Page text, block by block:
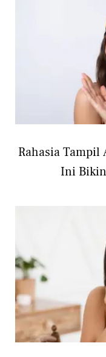
Rahasia Tampil
Ini